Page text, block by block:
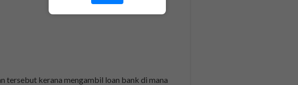
tersebut kerana mengambil loan bank di mana